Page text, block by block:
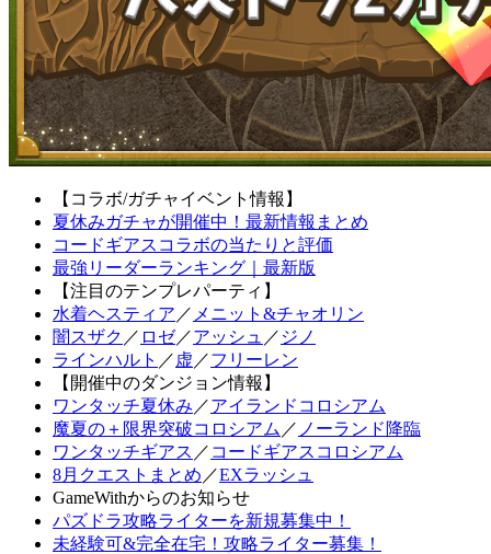
【コラボ/ガチャイベント情報】
夏休みガチャが開催中！最新情報まとめ
コードギアスコラボの当たりと評価
最強リーダーランキング｜最新版
【注目のテンプレパーティ】
水着ヘスティア ／ メニット&チャオリン
闇スザク ／ ロゼ／アッシュ ／ ジノ
ラインハルト ／ 虚 ／フリーレン
【開催中のダンジョン情報】
ワンタッチ夏休み ／アイランドコロシアム
魔夏の＋限界突破コロシアム ／ ノーランド降臨
ワンタッチギアス ／ コードギアスコロシアム
8月クエストまとめ ／EXラッシュ
GameWithからのお知らせ
パズドラ攻略ライターを新規募集中！
未経験可&完全在宅！攻略ライター募集！